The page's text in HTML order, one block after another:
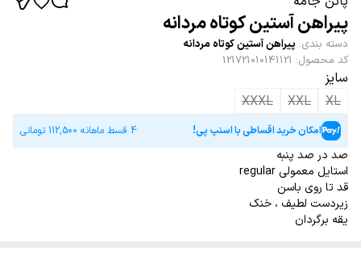
پیراهن آستین کوتاه مردانه
دسته بندی: پیراهن آستین کوتاه مردانه
کد محصول:
121721010141121
سایز
XL
XXL
XXXL
امکان خرید اقساطی با اسنپ پی! 4 قسط ماهانه 112,500 تومانی
صد در صد پنبه
استایل معمولی regular
قد تا روی باسن
زیردست لطیف ، خنک
یقه برگردان